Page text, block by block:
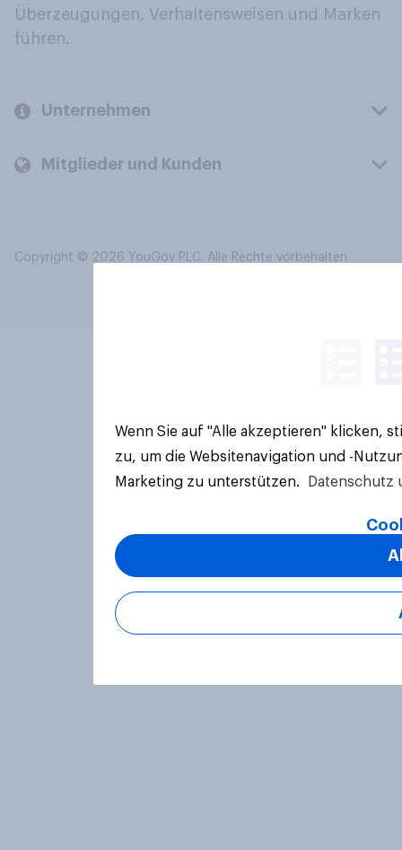
Überzeugungen, Verhaltensweisen und Marken
führen.
Unternehmen
Mitglieder und Kunden
Copyright © 2026 YouGov PLC. Alle Rechte vorbehalten.
Wenn Sie auf "Alle akzeptieren" klicken,
zu, um die Websitenavigation und -
Marketing zu unterstützen.
Datenschutz